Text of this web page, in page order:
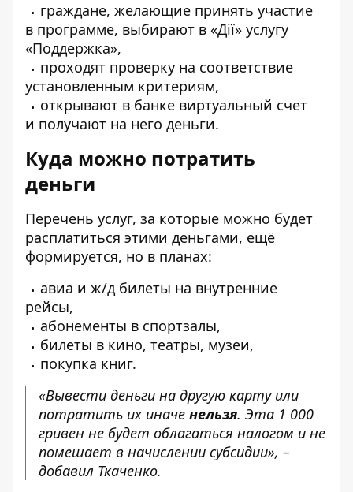
граждане, желающие принять участие
в программе, выбирают в «Дії» услугу
«Поддержка»,
проходят проверку на соответствие
установленным критериям,
открывают в банке виртуальный счет
и получают на него деньги.
Куда можно потратить
деньги
Перечень услуг, за которые можно будет
расплатиться этими деньгами, ещё
формируется, но в планах:
авиа и ж/д билеты на внутренние
рейсы,
абонементы в спортзалы,
билеты в кино, театры, музеи,
покупка книг.
«Вывести деньги на другую карту или
потратить их иначе нельзя. Эта 1 000
гривен не будет облагаться налогом и не
помешает в начислении субсидии», –
добавил Ткаченко.